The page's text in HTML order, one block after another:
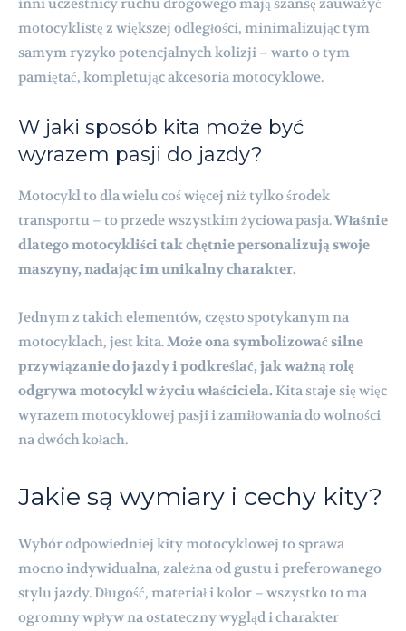
motocyklistę z większej odległości, minimalizując tym
samym ryzyko potencjalnych kolizji – warto o tym
pamiętać, kompletując akcesoria motocyklowe.
W jaki sposób kita może być
wyrazem pasji do jazdy?
Motocykl to dla wielu coś więcej niż tylko środek
transportu – to przede wszystkim życiowa pasja.Właśnie
dlatego motocykliści tak chętnie personalizują swoje
maszyny, nadając im unikalny charakter.
Jednym z takich elementów, często spotykanym na
motocyklach, jest kita.Może ona symbolizować silne
przywiązanie do jazdy i podkreślać, jak ważną rolę
odgrywa motocykl w życiu właściciela. Kita staje się więc
wyrazem motocyklowej pasji i zamiłowania do wolności
na dwóch kołach.
Jakie są wymiary i cechy kity?
Wybór odpowiedniej kity motocyklowej to sprawa
mocno indywidualna, zależna od gustu i preferowanego
stylu jazdy. Długość, materiał i kolor – wszystko to ma
ogromny wpływ na ostateczny wygląd i charakter